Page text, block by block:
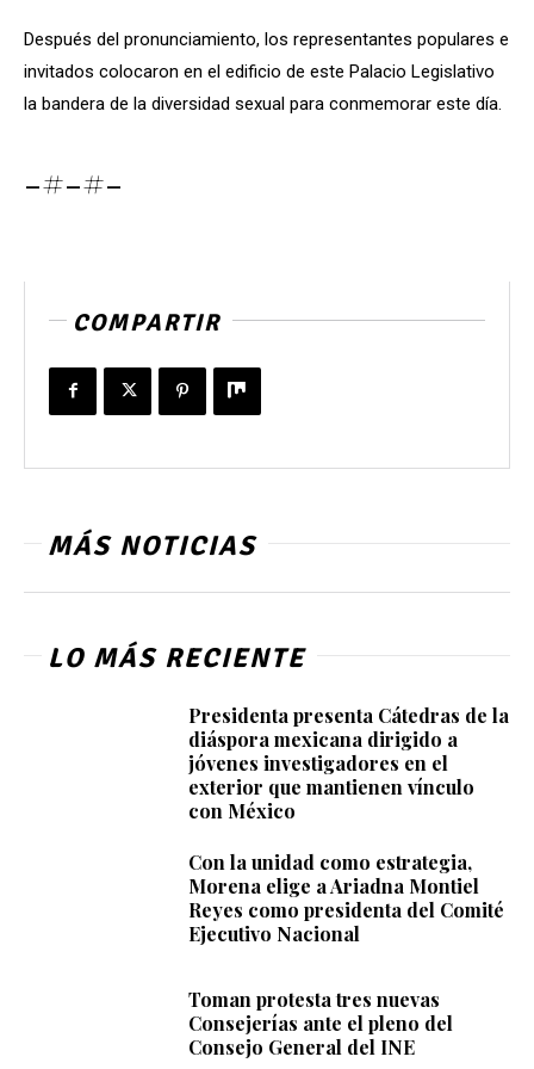
Después del pronunciamiento, los representantes populares e
invitados colocaron en el edificio de este Palacio Legislativo
la bandera de la diversidad sexual para conmemorar este día.
-#-#-
COMPARTIR
MÁS NOTICIAS
LO MÁS RECIENTE
Presidenta presenta Cátedras de la
diáspora mexicana dirigido a
jóvenes investigadores en el
exterior que mantienen vínculo
con México
Con la unidad como estrategia,
Morena elige a Ariadna Montiel
Reyes como presidenta del Comité
Ejecutivo Nacional
Toman protesta tres nuevas
Consejerías ante el pleno del
Consejo General del INE